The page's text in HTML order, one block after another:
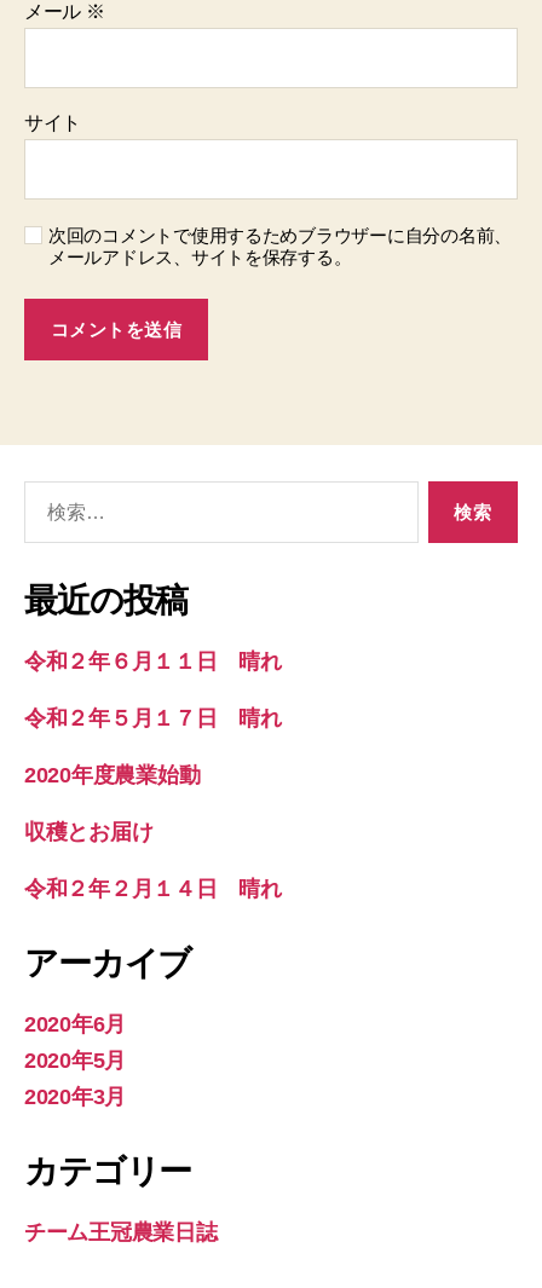
メール ※
サイト
次回のコメントで使用するためブラウザーに自分の名前、
メールアドレス、サイトを保存する。
象:
最近の投稿
令和２年６月１１日 晴れ
令和２年５月１７日 晴れ
2020年度農業始動
収穫とお届け
令和２年２月１４日 晴れ
アーカイブ
2020年6月
2020年5月
2020年3月
カテゴリー
チーム王冠農業日誌